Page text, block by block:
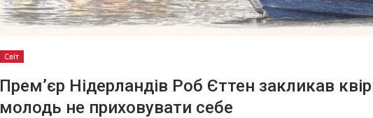
Світ
Прем’єр Нідерландів Роб Єттен закликав
молодь не приховувати себе